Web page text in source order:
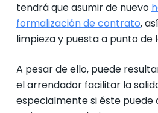
tendrá que asumir de nuevo
formalización de contrato,
limpieza y puesta a punto de
A pesar de ello, puede
el arrendador facilitar la
especialmente si éste